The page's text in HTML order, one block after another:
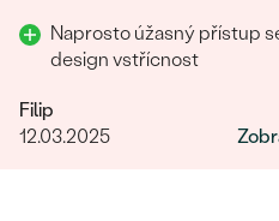
ČISTOTA
PŮVOD:
Naprosto úžasný přístup
design vstřícnost
Filip
12.03.2025